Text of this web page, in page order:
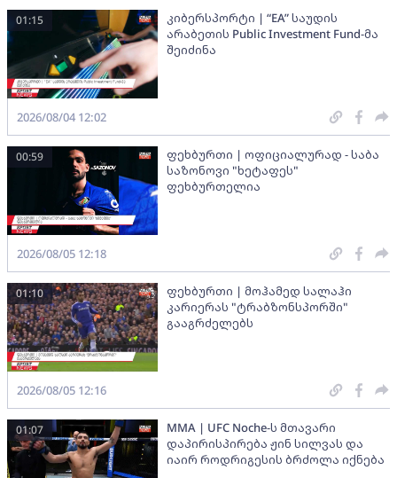
კიბერსპორტი | “EA” საუდის
არაბეთის Public Investment Fund-მა
შეიძინა
01:15
2026/08/04 12:02
ფეხბურთი | ოფიციალურად - საბა
საზონოვი "ხეტაფეს"
ფეხბურთელია
00:59
2026/08/05 12:18
ფეხბურთი | მოჰამედ სალაჰი
კარიერას "ტრაბზონსპორში"
გააგრძელებს
01:10
2026/08/05 12:16
MMA | UFC Noche-ს მთავარი
დაპირისპირება ჟინ სილვას და
იაირ როდრიგესის ბრძოლა იქნება
01:07